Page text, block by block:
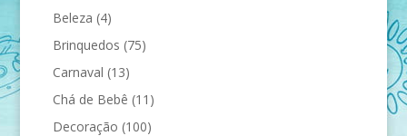
Beleza (4)
Brinquedos (75)
Carnaval (13)
Chá de Bebê (11)
Decoração (100)